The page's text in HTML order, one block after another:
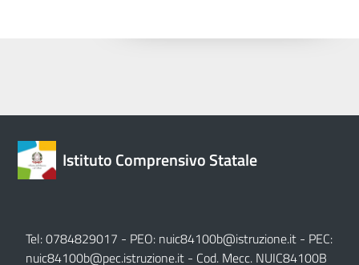
Istituto Comprensivo Statale
Tel: 0784829017 - PEO: nuic84100b@istruzione.it - PEC:
nuic84100b@pec.istruzione.it - Cod. Mecc. NUIC84100B